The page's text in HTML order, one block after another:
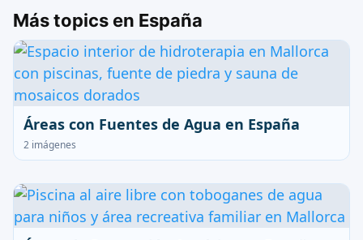
Más topics en España
Áreas con Fuentes de Agua en España
2 imágenes